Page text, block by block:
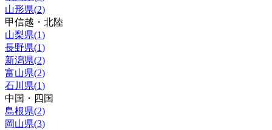
山形県(2)
甲信越・北陸
山梨県(1)
長野県(1)
新潟県(2)
富山県(2)
石川県(1)
中国・四国
島根県(2)
岡山県(3)